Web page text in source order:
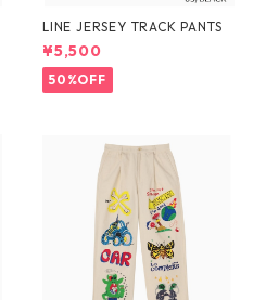
LINE JERSEY TRACK PANTS
¥5,500
50%OFF